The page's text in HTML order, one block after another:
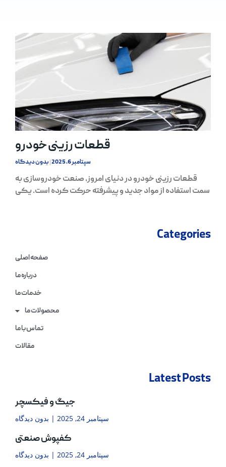
قطعات رزینی خودرو
سپتامبر 6, 2025 بدون دیدگاه
قطعات رزینی خودرو در دنیای امروز، صنعت خودروسازی به
سمت استفاده از مواد جدید و پیشرفته حرکت کرده است. یکی
Categories
صفحه اصلی
درباره ما
خدمات ما
محصولات ما
تماس با ما
مقالات
Latest Posts
جیگ و فیکسچر
سپتامبر 24, 2025 بدون دیدگاه
کفپوش صنعتی
سپتامبر 24, 2025 بدون دیدگاه